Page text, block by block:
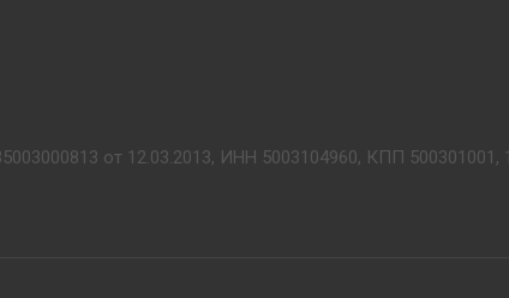
от 12.03.2013, ИНН 5003104960, КПП